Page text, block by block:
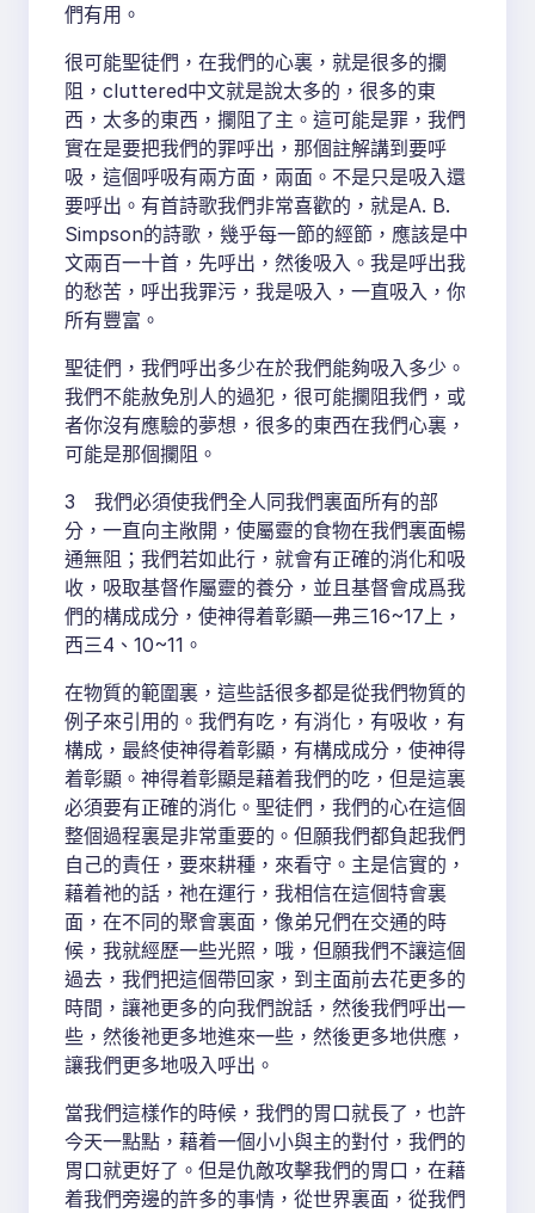
們有用。
很可能聖徒們，在我們的心裏，就是很多的攔
阻，cluttered中文就是說太多的，很多的東
西，太多的東西，攔阻了主。這可能是罪，我們
實在是要把我們的罪呼出，那個註解講到要呼
吸，這個呼吸有兩方面，兩面。不是只是吸入還
要呼出。有首詩歌我們非常喜歡的，就是A. B.
Simpson的詩歌，幾乎每一節的經節，應該是中
文兩百一十首，先呼出，然後吸入。我是呼出我
的愁苦，呼出我罪污，我是吸入，一直吸入，你
所有豐富。
聖徒們，我們呼出多少在於我們能夠吸入多少。
我們不能赦免別人的過犯，很可能攔阻我們，或
者你沒有應驗的夢想，很多的東西在我們心裏，
可能是那個攔阻。
3 我們必須使我們全人同我們裏面所有的部
分，一直向主敞開，使屬靈的食物在我們裏面暢
通無阻；我們若如此行，就會有正確的消化和吸
收，吸取基督作屬靈的養分，並且基督會成爲我
們的構成成分，使神得着彰顯—弗三16~17上，
西三4、10~11。
在物質的範圍裏，這些話很多都是從我們物質的
例子來引用的。我們有吃，有消化，有吸收，有
構成，最終使神得着彰顯，有構成成分，使神得
着彰顯。神得着彰顯是藉着我們的吃，但是這裏
必須要有正確的消化。聖徒們，我們的心在這個
整個過程裏是非常重要的。但願我們都負起我們
自己的責任，要來耕種，來看守。主是信實的，
藉着祂的話，祂在運行，我相信在這個特會裏
面，在不同的聚會裏面，像弟兄們在交通的時
候，我就經歷一些光照，哦，但願我們不讓這個
過去，我們把這個帶回家，到主面前去花更多的
時間，讓祂更多的向我們說話，然後我們呼出一
些，然後祂更多地進來一些，然後更多地供應，
讓我們更多地吸入呼出。
當我們這樣作的時候，我們的胃口就長了，也許
今天一點點，藉着一個小小與主的對付，我們的
胃口就更好了。但是仇敵攻擊我們的胃口，在藉
着我們旁邊的許多的事情，從世界裏面，從我們